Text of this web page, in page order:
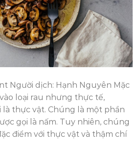
Người dịch: Hạnh Nguyên Mặc
loại rau nhưng thực tế,
thực vật. Chúng là một phần
gọi là nấm. Tuy nhiên, chúng
điểm với thực vật và thậm chí